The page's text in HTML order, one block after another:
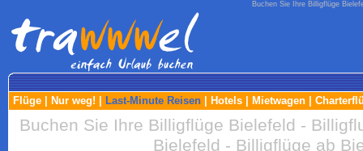
Buchen Sie Ihre Billigflüge
Flüge Nur weg! Last-Minute Reisen Hotels Mietwagen
Buchen Sie Ihre Billigflüge Bielefeld -
Bielefeld - Billigflüge ab